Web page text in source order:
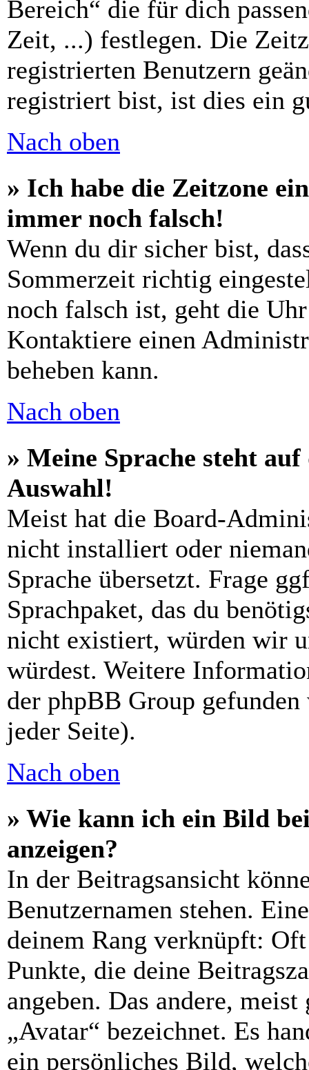
Bereich“ die für dich
Zeit, ...) festlegen. Die
registrierten Benutzern
registriert bist, ist dies ein
Nach oben
» Ich habe die Zeitzone
immer noch falsch!
Wenn du dir sicher bist,
Sommerzeit richtig
noch falsch ist, geht die
Kontaktiere einen
beheben kann.
Nach oben
» Meine Sprache steht
Auswahl!
Meist hat die Board-
nicht installiert oder
Sprache übersetzt. Frage
Sprachpaket, das du
nicht existiert, würden wir
würdest. Weitere
der phpBB Group
jeder Seite).
Nach oben
» Wie kann ich ein Bild
anzeigen?
In der Beitragsansicht
Benutzernamen stehen.
deinem Rang verknüpft:
Punkte, die deine
angeben. Das andere,
„Avatar“ bezeichnet. Es
ein persönliches Bild,